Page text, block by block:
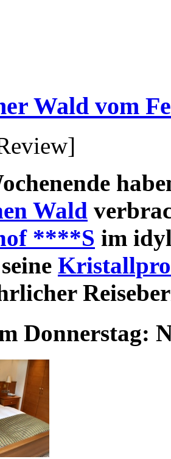
Wald vom
Wald
****S im
Donnerstag: